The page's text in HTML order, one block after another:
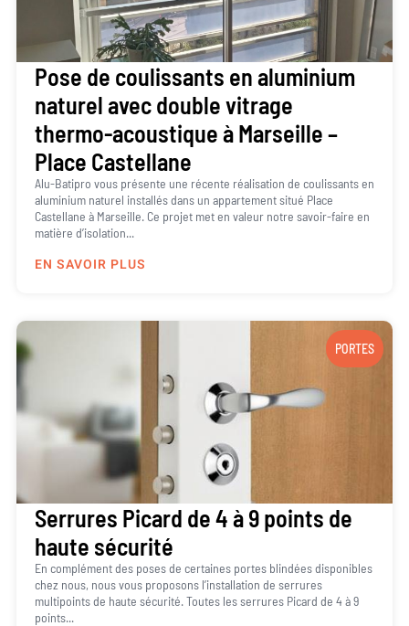
Pose de coulissants en aluminium
naturel avec double vitrage
thermo-acoustique à Marseille –
Place Castellane
Alu-Batipro vous présente une récente réalisation de coulissants en
aluminium naturel installés dans un appartement situé Place
Castellane à Marseille. Ce projet met en valeur notre savoir-faire en
matière d’isolation...
EN SAVOIR PLUS
PORTES
Serrures Picard de 4 à 9 points de
haute sécurité
En complément des poses de certaines portes blindées disponibles
chez nous, nous vous proposons l’installation de serrures
multipoints de haute sécurité. Toutes les serrures Picard de 4 à 9
points...